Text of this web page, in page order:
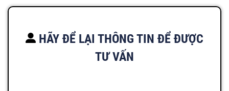
HÃY ĐỂ LẠI THÔNG TIN ĐỂ ĐƯỢC
TƯ VẤN